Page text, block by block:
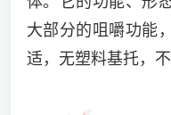
大部分的咀嚼功能
适，无塑料基托，